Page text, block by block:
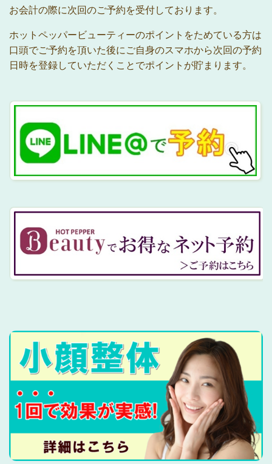
お会計の際に次回のご予約を受付しております。
ホットペッパービューティーのポイントをためている方は
口頭でご予約を頂いた後にご自身のスマホから次回の予約
日時を登録していただくことでポイントが貯まります。